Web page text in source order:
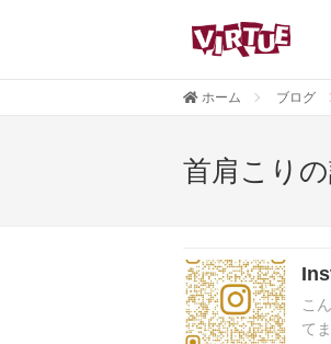
ホーム ブログ
首肩こり
こ
て